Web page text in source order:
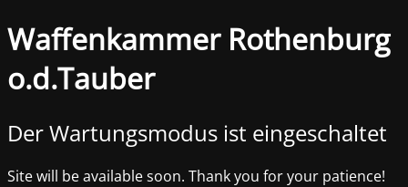
Waffenkammer Rothenburg
o.d.Tauber
Der Wartungsmodus ist eingeschaltet
Site will be available soon. Thank you for your patience!